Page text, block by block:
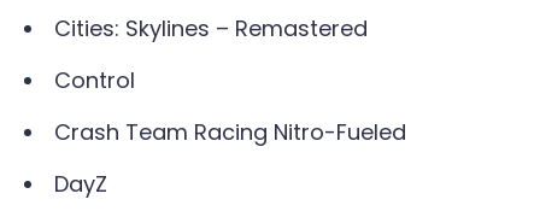
Cities: Skylines – Remastered
Control
Crash Team Racing Nitro-Fueled
DayZ